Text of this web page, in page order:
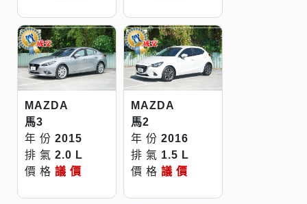
MAZDA
馬3
年 份 2015
排 氣 2.0 L
價 格 議 價
MAZDA
馬2
年 份 2016
排 氣 1.5 L
價 格 議 價